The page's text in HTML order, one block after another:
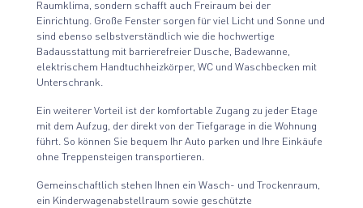
Raumklima, sondern schafft auch Freiraum bei der
Einrichtung. Große Fenster sorgen für viel Licht und Sonne und
sind ebenso selbstverständlich wie die hochwertige
Badausstattung mit barrierefreier Dusche, Badewanne,
elektrischem Handtuchheizkörper, WC und Waschbecken mit
Unterschrank.
Ein weiterer Vorteil ist der komfortable Zugang zu jeder Etage
mit dem Aufzug, der direkt von der Tiefgarage in die Wohnung
führt. So können Sie bequem Ihr Auto parken und Ihre Einkäufe
ohne Treppensteigen transportieren.
Gemeinschaftlich stehen Ihnen ein Wasch- und Trockenraum,
ein Kinderwagenabstellraum sowie geschützte